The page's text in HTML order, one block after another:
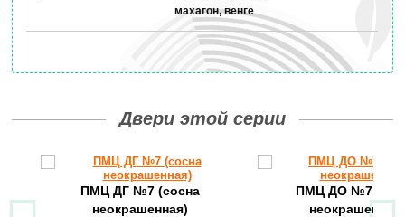
махагон, венге
Двери этой серии
ПМЦ ДГ №7 (сосна
неокрашенная)
ПМЦ ДО №7
неокрашенная)